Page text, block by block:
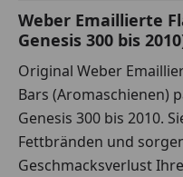
Weber Emaillierte
Genesis 300 bis
Original Weber
Bars (Aromaschienen)
Genesis 300 bis 2010.
Fettbränden und
Geschmacksverlust